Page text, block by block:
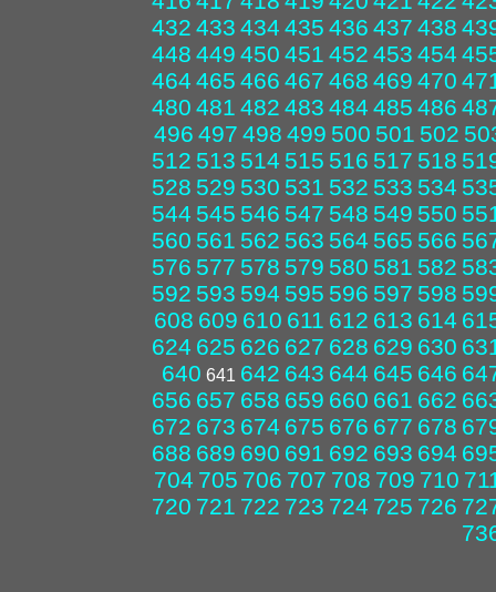
432 433 434 435 436 437 438
448 449 450 451 452 453 454
464 465 466 467 468 469 470
480 481 482 483 484 485 486
496 497 498 499 500 501 502
512 513 514 515 516 517 518
528 529 530 531 532 533 534
544 545 546 547 548 549 550
560 561 562 563 564 565 566
576 577 578 579 580 581 582
592 593 594 595 596 597 598
608 609 610 611 612 613 614
624 625 626 627 628 629 630
640 641 642 643 644 645 646
656 657 658 659 660 661 662
672 673 674 675 676 677 678
688 689 690 691 692 693 694
704 705 706 707 708 709 710
720 721 722 723 724 725 726